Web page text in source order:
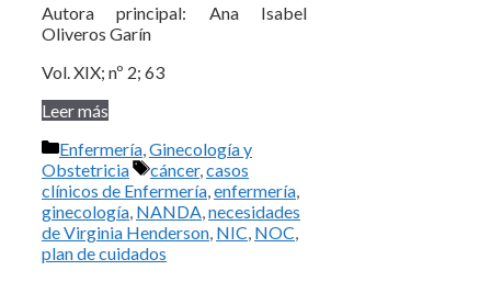
Autora principal: Ana Isabel
Oliveros Garín
Vol. XIX; nº 2; 63
Leer más
Categorías
Enfermería,Ginecología y
Obstetricia
Etiquetas
cáncer,casos
clínicos de Enfermería,enfermería,
ginecología, NANDA,necesidades
de Virginia Henderson, NIC, NOC,
plan de cuidados